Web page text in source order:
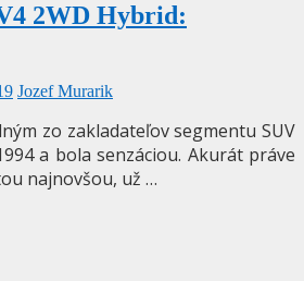
2WD Hybrid:
Jozef Murarik
zo zakladateľov segmentu SUV
a bola senzáciou. Akurát práve
najnovšou, už …